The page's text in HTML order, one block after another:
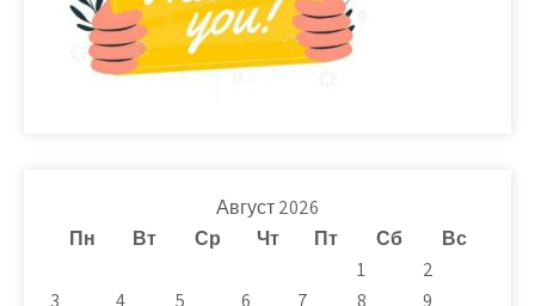
Август 2026
Пн
Вт Ср Чт Пт Сб
Вс
1
2
3
4 5 6 7 8 9